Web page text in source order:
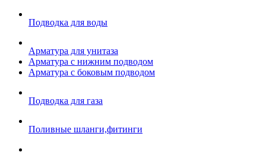
Подводка для воды
Арматура для унитаза
Арматура с нижним подводом
Арматура с боковым подводом
Подводка для газа
Поливные шланги,фитинги